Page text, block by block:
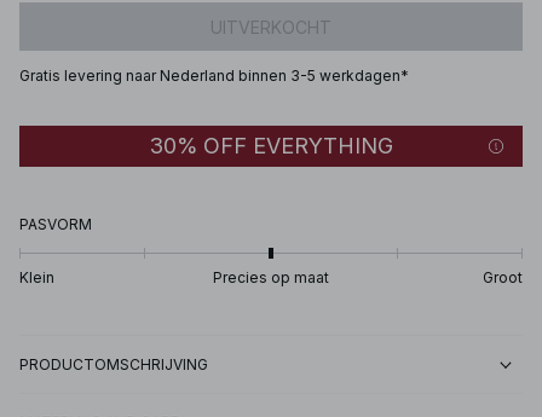
UITVERKOCHT
Gratis levering naar Nederland binnen 3-5 werkdagen*
30% OFF EVERYTHING
PASVORM
Klein Precies op maat Groot
PRODUCTOMSCHRIJVING